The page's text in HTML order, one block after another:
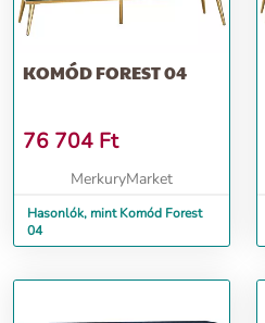
KOMÓD FOREST 04
76 704 Ft
MerkuryMarket
Hasonlók, mint Komód Forest
04